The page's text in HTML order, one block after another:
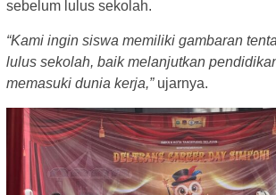
sebelum lulus sekolah.
“Kami ingin siswa memiliki gambaran
lulus sekolah, baik melanjutkan
memasuki dunia kerja,”ujarnya.